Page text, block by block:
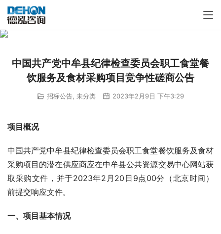
中国共产党中牟县纪律检查委员会职工食堂餐
饮服务及食材采购项目竞争性磋商公告
招标公告 未分类 2023年2月9日 下午3:29
项目概况
中国共产党中牟县纪律检查委员会职工食堂餐饮服务及食材
采购项目的潜在供应商应在中牟县公共资源交易中心网站获
取采购文件，并于2023年2月20日9点00分（北京时间）
前提交响应文件。
一、 项目基本情况